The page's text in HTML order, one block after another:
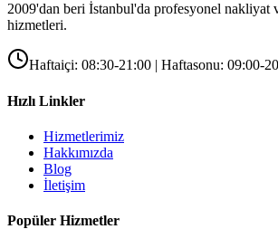
2009'dan beri İstanbul'da profesyonel nakliyat
hizmetleri.
Haftaiçi: 08:30-21:00 | Haftasonu: 09:00-
Hızlı Linkler
Hizmetlerimiz
Hakkımızda
Blog
İletişim
Popüler Hizmetler